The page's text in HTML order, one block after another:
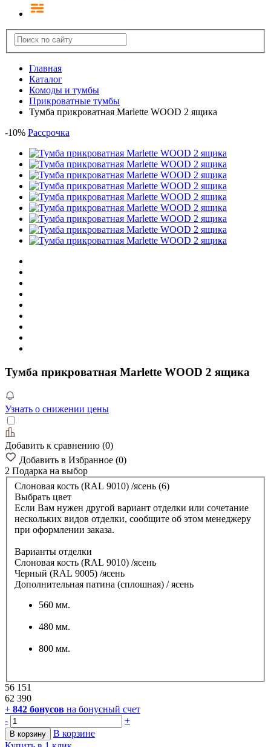
Главная
Каталог
Комоды и тумбы
Прикроватные тумбы
Тумба прикроватная Marlette WOOD 2 ящика
-10% Рассрочка
Тумба прикроватная Marlette WOOD 2 ящика
Узнать о снижении цены
Добавить к сравнению (0)
Добавить в Избранное (0)
2 Подарка на выбор
Слоновая кость (RAL 9010) /ясень (6)
Выбрать цвет
Если Вам нужен другой вариант отделки или сочетание
нескольких видов отделки, сообщите об этом менеджеру
при оформлении заказа.
Варианты отделки
Слоновая кость (RAL 9010) /ясень
Черный (RAL 9005) /ясень
Дополнительная патина (сплошная) / ясень
560 мм.
480 мм.
800 мм.
56 151
62 390
+ 842 бонусов на бонусный счет
-
+
В корзину
В корзине